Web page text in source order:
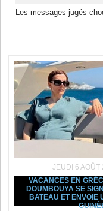
Les messages jugés
JEUDI 6 AOÛT
VACANCES EN
DOUMBOUYA SE
BATEAU ET ENVOIE